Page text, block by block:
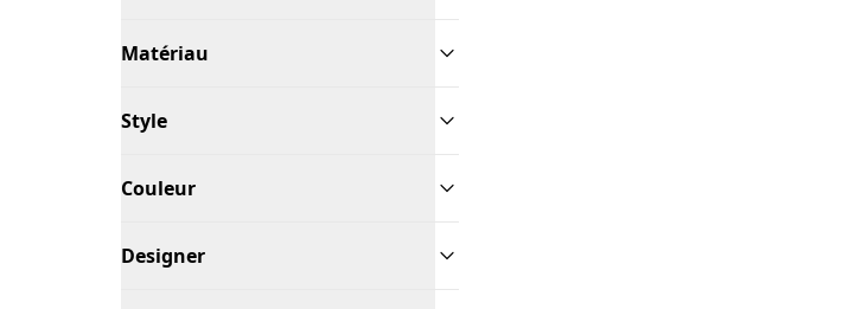
Matériau
Style
Couleur
Designer